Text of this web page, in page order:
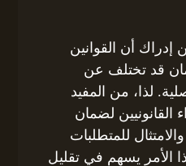
أن القوانين
قد تختلف عن
لذا، من المفيد
القانونيين لضمان
للمتطلبات
الأمر يسهم في تقليل